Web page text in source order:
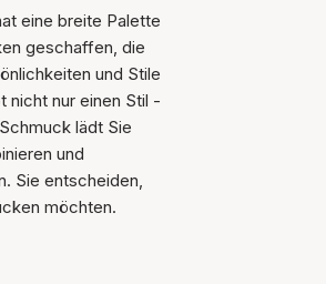
eine breite Palette
geschaffen, die
und Stile
nicht nur einen Stil -
lädt Sie
und
Sie entscheiden,
möchten.